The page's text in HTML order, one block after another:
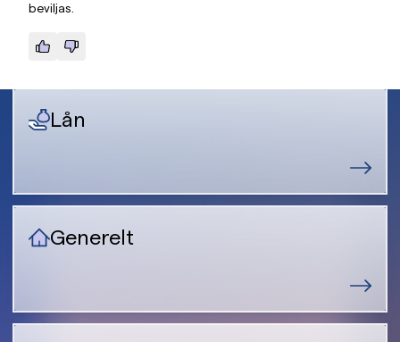
beviljas.
Lån
Generelt